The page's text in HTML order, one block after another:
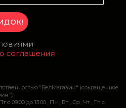
соглашения
"БелМагазин" (сокращенное
c 09:00 до 13:00 ; Пн , Вт , Ср , Чт , Пт c